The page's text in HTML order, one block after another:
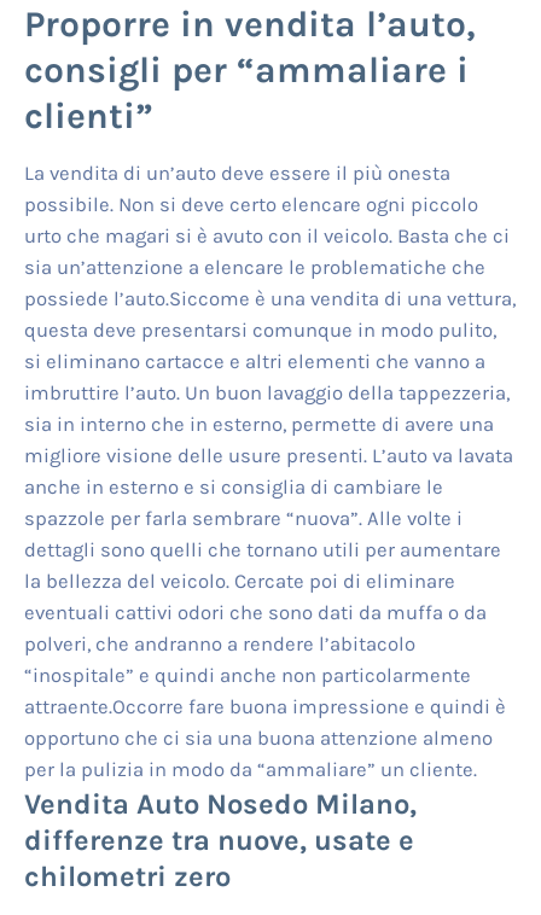
Proporre in vendita l’auto,
consigli per “ammaliare i
clienti”
La vendita di un’auto deve essere il più onesta
possibile. Non si deve certo elencare ogni piccolo
urto che magari si è avuto con il veicolo. Basta che ci
sia un’attenzione a elencare le problematiche che
possiede l’auto.Siccome è una vendita di una vettura,
questa deve presentarsi comunque in modo pulito,
si eliminano cartacce e altri elementi che vanno a
imbruttire l’auto. Un buon lavaggio della tappezzeria,
sia in interno che in esterno, permette di avere una
migliore visione delle usure presenti. L’auto va lavata
anche in esterno e si consiglia di cambiare le
spazzole per farla sembrare “nuova”. Alle volte i
dettagli sono quelli che tornano utili per aumentare
la bellezza del veicolo. Cercate poi di eliminare
eventuali cattivi odori che sono dati da muffa o da
polveri, che andranno a rendere l’abitacolo
“inospitale” e quindi anche non particolarmente
attraente.Occorre fare buona impressione e quindi è
opportuno che ci sia una buona attenzione almeno
per la pulizia in modo da “ammaliare” un cliente.
Vendita Auto Nosedo Milano,
differenze tra nuove, usate e
chilometri zero